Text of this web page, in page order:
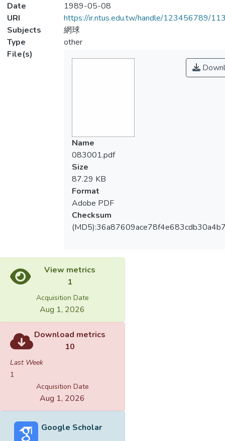
Date
1989-05-08
URI
https://ir.ntus.edu.tw/handle/123456789/
Subjects
網球
Type
other
File(s)
Name
083001.pdf
Size
87.29 KB
Format
Adobe PDF
Checksum
View metrics
1
Acquisition Date
Aug 1, 2026
Download metrics
10
Last Week
1
Acquisition Date
Aug 1, 2026
Google Scholar